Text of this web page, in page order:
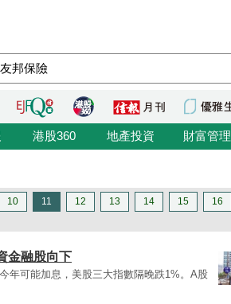
港股360 地產投資 財富管理
10 11 12 13 14 15 16
金融股向下
年可能加息，美股三大指數隔晚跌1%。A股